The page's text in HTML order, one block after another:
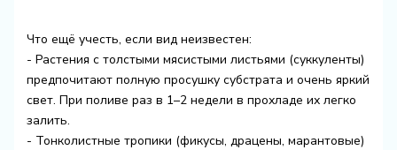
Что ещё учесть, если вид неизвестен:
- Растения с толстыми мясистыми листьями (суккуленты)
предпочитают полную просушку субстрата и очень яркий
свет. При поливе раз в 1–2 недели в прохладе их легко
залить.
- Тонколистные тропики (фикусы, драцены, марантовые)